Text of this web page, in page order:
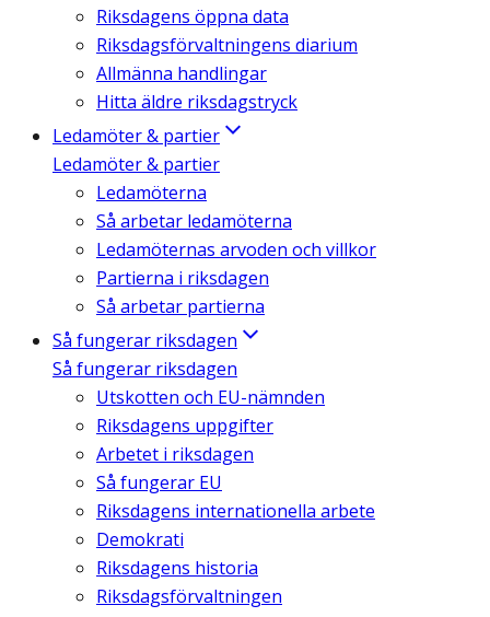
Riksdagens öppna data
Riksdagsförvaltningens diarium
Allmänna handlingar
Hitta äldre riksdagstryck
Ledamöter & partier
Ledamöter & partier
Ledamöterna
Så arbetar ledamöterna
Ledamöternas arvoden och villkor
Partierna i riksdagen
Så arbetar partierna
Så fungerar riksdagen
Så fungerar riksdagen
Utskotten och EU-nämnden
Riksdagens uppgifter
Arbetet i riksdagen
Så fungerar EU
Riksdagens internationella arbete
Demokrati
Riksdagens historia
Riksdagsförvaltningen